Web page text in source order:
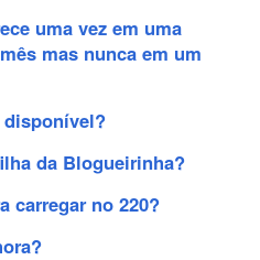
uma vez em uma
mas nunca em um
disponível?
da Blogueirinha?
carregar no 220?